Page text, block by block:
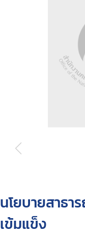
นโยบายสาธ
เข้มแข็ง